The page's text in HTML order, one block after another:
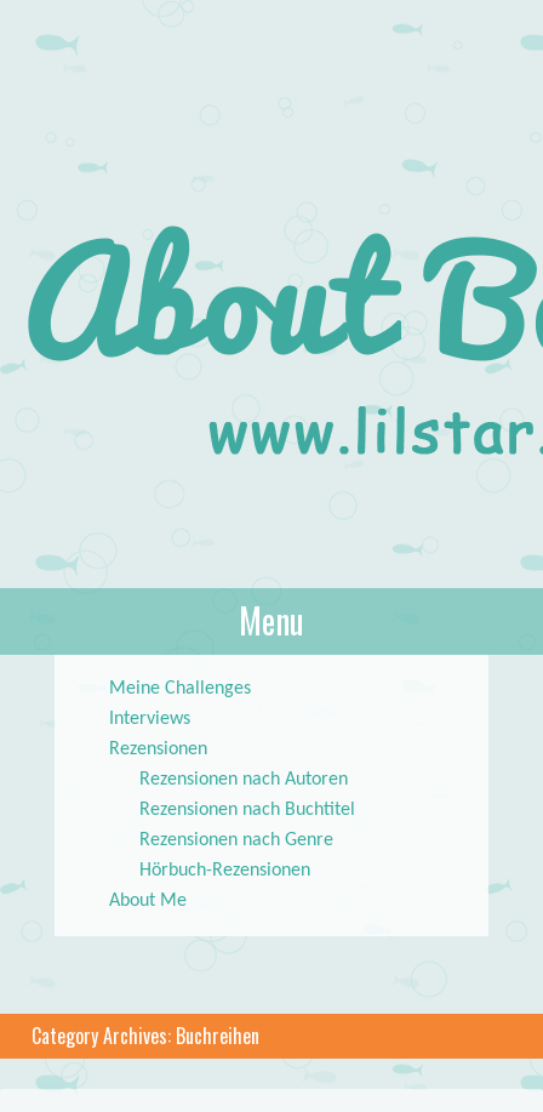
About Books
lilstar.de
Menu
Meine Challenges
Interviews
Rezensionen
Rezensionen nach Autoren
Rezensionen nach Buchtitel
Rezensionen nach Genre
Hörbuch-Rezensionen
About Me
Category Archives: Buchreihen